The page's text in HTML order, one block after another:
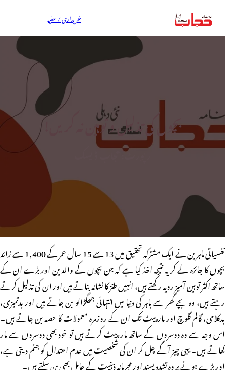
خریداری / عطیہ
بچوں کی تذلیل و توہین نہ کریں!
رپورٹ: حجاب ڈیسک
نفسیاتی ماہرین نے ایک مشترکہ تحقیق میں 13 سے 15 سال عمر کے 1,400 سے زائد
بچوں کا جائزہ لے کر یہ نتیجہ اخذ کیا ہے کہ جن بچوں کے والدین اور بڑے ان کے
ساتھ اکثر توہین آمیز رویہ رکھتے ہیں، انہیں طنز کا نشانہ بناتے ہیں اور ان کی تذلیل کرتے
رہتے ہیں، وہ بچے گھر سے باہر کی دنیا میں انتہائی جھگڑالو بن جاتے ہیں اور بدتمیزی،
بدکلامی، گالم گلوچ اور مار پیٹ تک ان کے روزمرہ معمولات کا حصہ بن جاتے ہیں۔
اس وجہ سے وہ دوسروں کے ساتھ مارپیٹ کرتے ہیں تو خود بھی دوسروں سے مار
کھاتے ہیں۔ یہی چیز آگے چل کر ان کی شخصیت میں عدم اعتدال کو جنم دیتی ہے،
اور بڑے ہونے پر وہ تشدد پسند اور مجرمانہ ذہنیت کے حامل بھی بن سکتے ہیں۔